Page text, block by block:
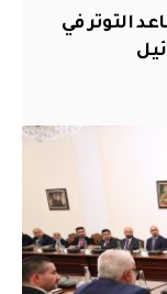
التوتر في